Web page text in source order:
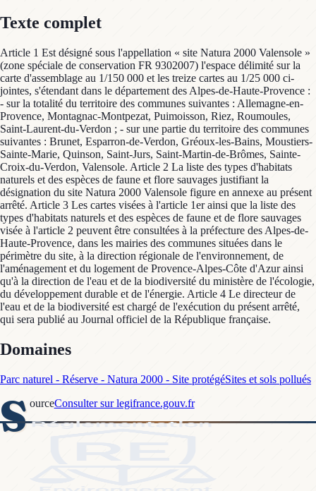
Texte complet
Article 1 Est désigné sous l'appellation « site Natura 2000 Valensole »
(zone spéciale de conservation FR 9302007) l'espace délimité sur la
carte d'assemblage au 1/150 000 et les treize cartes au 1/25 000 ci-
jointes, s'étendant dans le département des Alpes-de-Haute-Provence :
- sur la totalité du territoire des communes suivantes : Allemagne-en-
Provence, Montagnac-Montpezat, Puimoisson, Riez, Roumoules,
Saint-Laurent-du-Verdon ; - sur une partie du territoire des communes
suivantes : Brunet, Esparron-de-Verdon, Gréoux-les-Bains, Moustiers-
Sainte-Marie, Quinson, Saint-Jurs, Saint-Martin-de-Brômes, Sainte-
Croix-du-Verdon, Valensole. Article 2 La liste des types d'habitats
naturels et des espèces de faune et flore sauvages justifiant la
désignation du site Natura 2000 Valensole figure en annexe au présent
arrêté. Article 3 Les cartes visées à l'article 1er ainsi que la liste des
types d'habitats naturels et des espèces de faune et de flore sauvages
visée à l'article 2 peuvent être consultées à la préfecture des Alpes-de-
Haute-Provence, dans les mairies des communes situées dans le
périmètre du site, à la direction régionale de l'environnement, de
l'aménagement et du logement de Provence-Alpes-Côte d'Azur ainsi
qu'à la direction de l'eau et de la biodiversité du ministère de l'écologie,
du développement durable et de l'énergie. Article 4 Le directeur de
l'eau et de la biodiversité est chargé de l'exécution du présent arrêté,
qui sera publié au Journal officiel de la République française.
Domaines
Parc naturel - Réserve - Natura 2000 - Site protégéSites et sols pollués
S ourceConsulter sur legifrance.gouv.fr